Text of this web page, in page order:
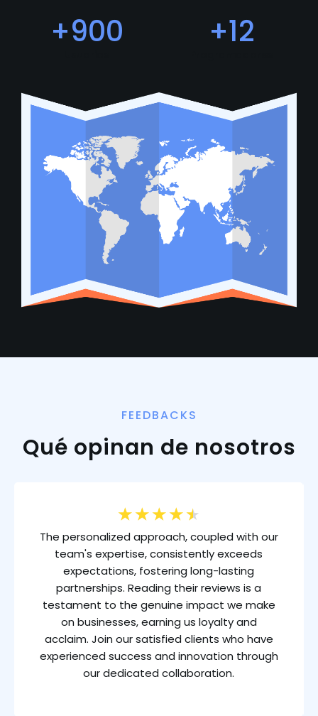
+900 +12
FEEDBACKS
Qué opinan de nosotros
★ ★ ★ ★ ★
The personalized approach, coupled with our
team's expertise, consistently exceeds
expectations, fostering long-lasting
partnerships. Reading their reviews is a
testament to the genuine impact we make
on businesses, earning us loyalty and
acclaim. Join our satisfied clients who have
experienced success and innovation through
our dedicated collaboration.